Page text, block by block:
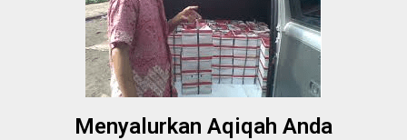
Menyalurkan Aqiqah Anda